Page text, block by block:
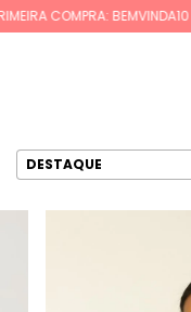
GRÁTIS REGIÕES SUL E